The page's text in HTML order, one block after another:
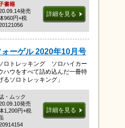
書籍
発売
960円+税
詳細を見る
ォーゲル 2020年10月号
ロトレッキング ソロハイカー
ハウをすべて詰め込んだ一冊特
るソロトレッキング」
・ムック
発売
1,200円+税
詳細を見る